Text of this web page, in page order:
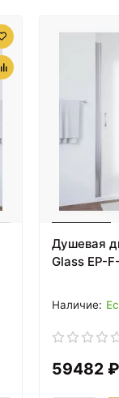
Душевая
Glass EP-
59482 ₽